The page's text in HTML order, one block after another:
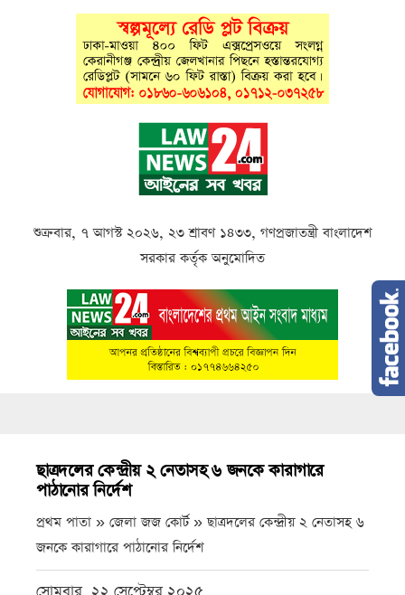
শুক্রবার, ৭ আগস্ট ২০২৬, ২৩ শ্রাবণ ১৪৩৩, গণপ্রজাতন্ত্রী বাংলাদেশ
সরকার কর্তৃক অনুমোদিত
ছাত্রদলের কেন্দ্রীয় ২ নেতাসহ ৬ জনকে কারাগারে
পাঠানোর নির্দেশ
প্রথম পাতা » জেলা জজ কোর্ট »ছাত্রদলের কেন্দ্রীয় ২ নেতাসহ ৬
জনকে কারাগারে পাঠানোর নির্দেশ